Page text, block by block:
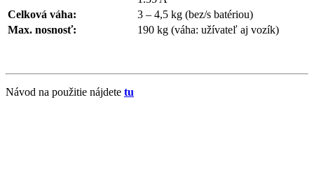
Celková váha:
3 – 4,5 kg (bez/s batériou)
Max. nosnosť:
190 kg (váha: užívateľ aj vozík)
Návod na použitie nájdete tu